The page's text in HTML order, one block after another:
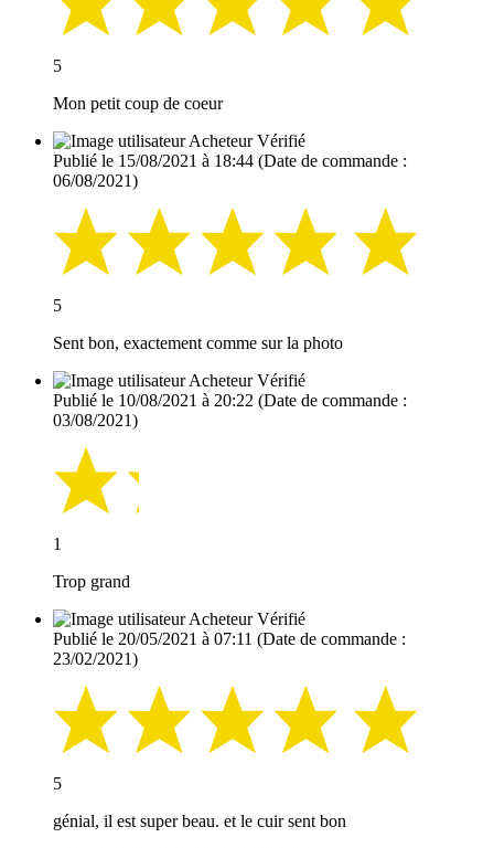
5
Mon petit coup de coeur
Acheteur Vérifié
Publié le 15/08/2021 à 18:44 (Date de commande :
06/08/2021)
5
Sent bon, exactement comme sur la photo
Acheteur Vérifié
Publié le 10/08/2021 à 20:22 (Date de commande :
03/08/2021)
1
Trop grand
Acheteur Vérifié
Publié le 20/05/2021 à 07:11 (Date de commande :
23/02/2021)
5
génial, il est super beau. et le cuir sent bon